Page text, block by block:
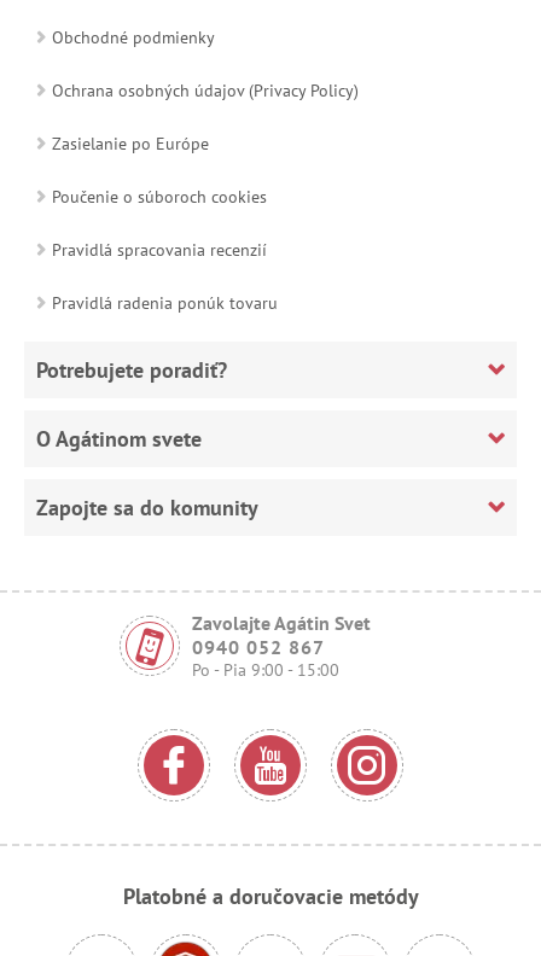
Obchodné podmienky
Ochrana osobných údajov (Privacy Policy)
Zasielanie po Európe
Poučenie o súboroch cookies
Pravidlá spracovania recenzií
Pravidlá radenia ponúk tovaru
Potrebujete poradiť?
O Agátinom svete
Zapojte sa do komunity
Zavolajte Agátin Svet
0940 052 867
Po - Pia 9:00 - 15:00
Platobné a doručovacie metódy